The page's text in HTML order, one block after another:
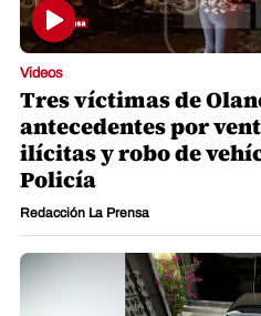
Videos
Tres víctimas de
antecedentes por
ilícitas y robo de
Policía
Redacción La Prensa